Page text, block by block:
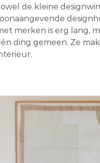
de kleine
merken is erg lang,
ding gemeen. Ze